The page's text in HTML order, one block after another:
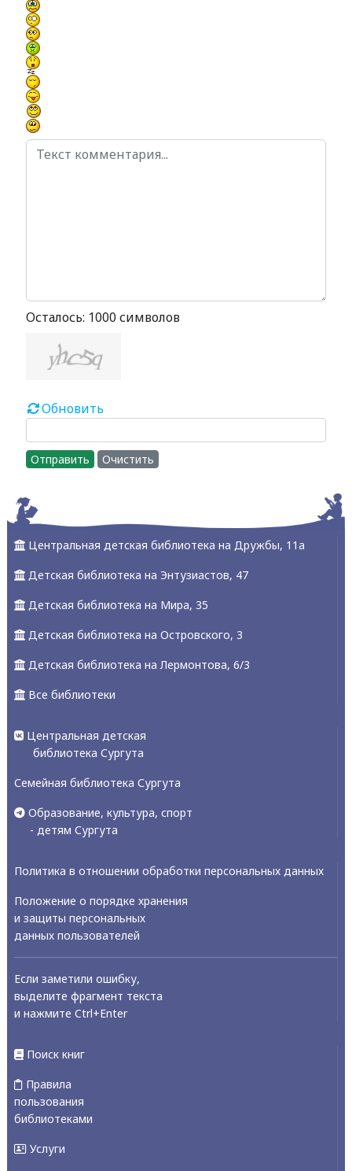
Осталось: 1000 символов
Обновить
Отправить Очистить
Центральная детская библиотека на Дружбы, 11а
Детская библиотека на Энтузиастов, 47
Детская библиотека на Мира, 35
Детская библиотека на Островского, 3
Детская библиотека на Лермонтова, 6/3
Все библиотеки
Центральная детская
библиотека Сургута
Семейная библиотека Сургута
Образование, культура, спорт
- детям Сургута
Политика в отношении обработки персональных данных
Положение о порядке хранения
и защиты персональных
данных пользователей
Если заметили ошибку,
выделите фрагмент текста
и нажмите Ctrl+Enter
Поиск книг
Правила
пользования
библиотеками
Услуги